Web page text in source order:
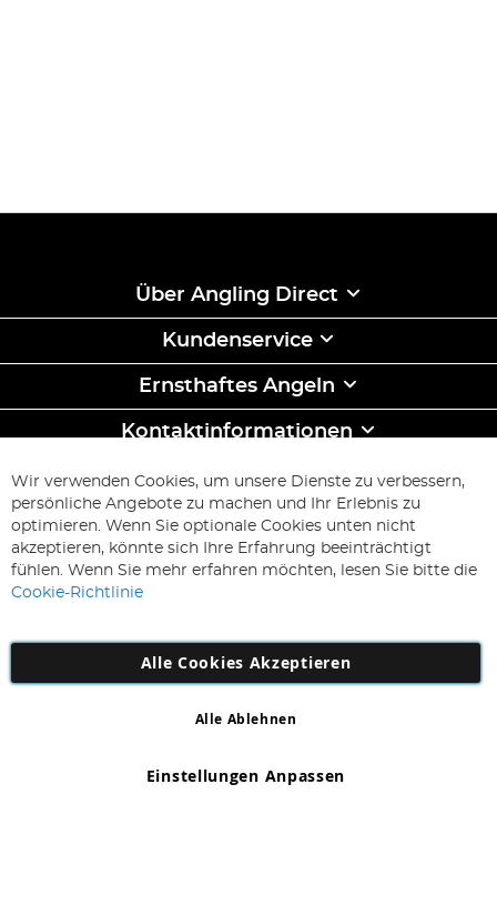
Über Angling Direct
Kundenservice
Ernsthaftes Angeln
Kontaktinformationen
ABONNIEREN & SPAREN
Melden
Sie
unseren
Newsletter
Abonnieren
Firmennummer: 863029607
Wir verwenden Cookies, um unsere Dienste zu verbessern,
persönliche Angebote zu machen und Ihr Erlebnis zu
optimieren. Wenn Sie optionale Cookies unten nicht
akzeptieren, könnte sich Ihre Erfahrung beeinträchtigt
fühlen. Wenn Sie mehr erfahren möchten, lesen Sie bitte die
Cookie-Richtlinie
Alle Cookies Akzeptieren
Einstellungen Anpassen
Alle Ablehnen